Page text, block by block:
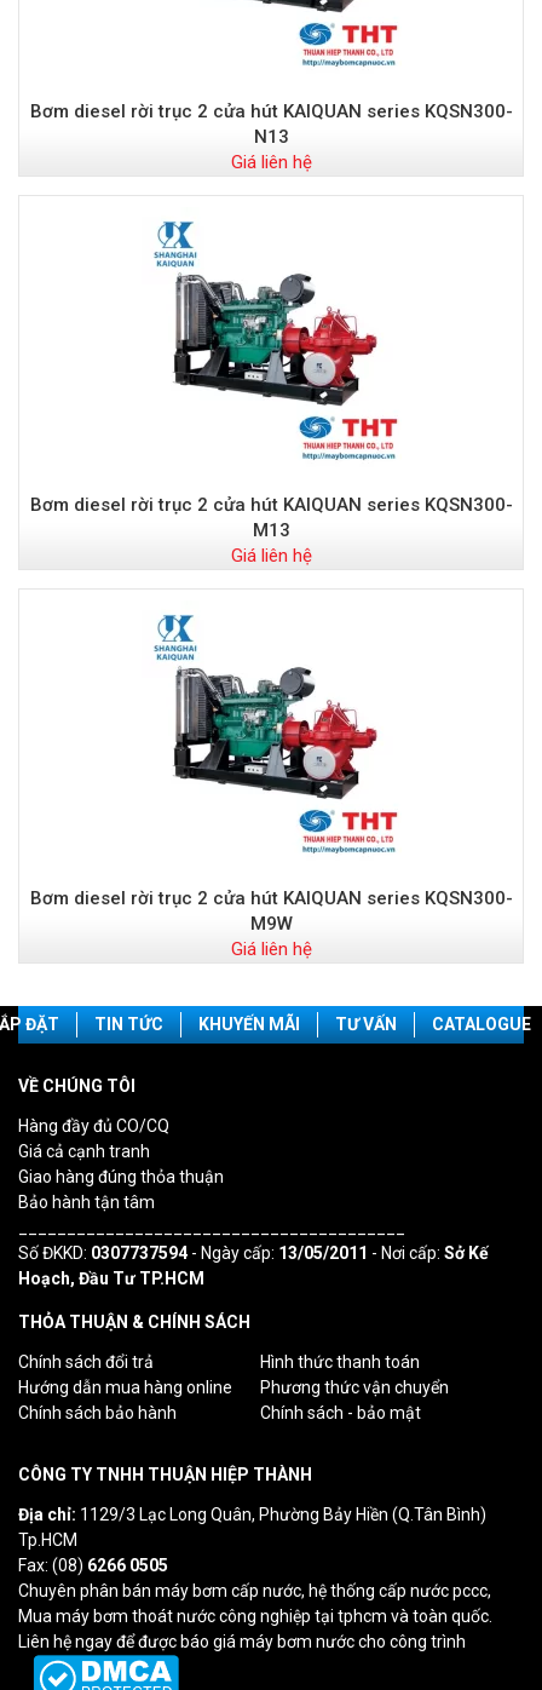
Bơm diesel rời trục 2 cửa hút KAIQUAN series KQSN300-
N13
Giá liên hệ
Bơm diesel rời trục 2 cửa hút KAIQUAN series KQSN300-
M13
Giá liên hệ
Bơm diesel rời trục 2 cửa hút KAIQUAN series KQSN300-
M9W
Giá liên hệ
ĐẶT TIN TỨC KHUYẾN MÃI TƯ VẤN CATALOGUE
VỀ CHÚNG TÔI
Hàng đầy đủ CO/CQ
Giá cả cạnh tranh
Giao hàng đúng thỏa thuận
Bảo hành tận tâm
Số ĐKKD: 0307737594- Ngày cấp: 13/05/2011 - Nơi cấp: Sở Kế
Hoạch, Đầu Tư TP.HCM
THỎA THUẬN & CHÍNH SÁCH
Chính sách đổi trả
Hình thức thanh toán
Hướng dẫn mua hàng online
Phương thức vận chuyển
Chính sách bảo hành
Chính sách - bảo mật
CÔNG TY TNHH THUẬN HIỆP THÀNH
Địa chỉ: 1129/3 Lạc Long Quân, Phường Bảy Hiền (Q.Tân Bình)
Tp.HCM
Fax: (08) 6266 0505
Chuyên phân bán máy bơm cấp nước, hệ thống cấp nước pccc,
Mua máy bơm thoát nước công nghiệp tại tphcm và toàn quốc.
Liên hệ ngay để được báo giá máy bơm nước cho công trình